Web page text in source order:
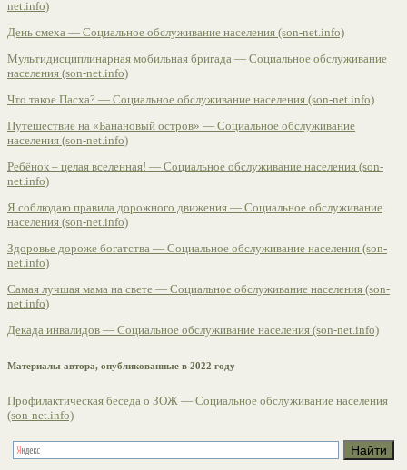
net.info)
День смеха — Социальное обслуживание населения (son-net.info)
Мультидисциплинарная мобильная бригада — Социальное обслуживание
населения (son-net.info)
Что такое Пасха? — Социальное обслуживание населения (son-net.info)
Путешествие на «Банановый остров» — Социальное обслуживание
населения (son-net.info)
Ребёнок – целая вселенная! — Социальное обслуживание населения (son-
net.info)
Я соблюдаю правила дорожного движения — Социальное обслуживание
населения (son-net.info)
Здоровье дороже богатства — Социальное обслуживание населения (son-
net.info)
Самая лучшая мама на свете — Социальное обслуживание населения (son-
net.info)
Декада инвалидов — Социальное обслуживание населения (son-net.info)
Материалы автора, опубликованные в 2022 году
Профилактическая беседа о ЗОЖ — Социальное обслуживание населения
(son-net.info)